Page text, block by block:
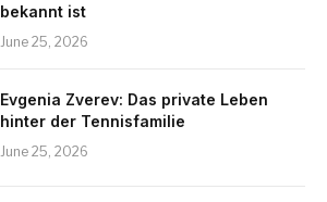
bekannt ist
June 25, 2026
Evgenia Zverev: Das private Leben
hinter der Tennisfamilie
June 25, 2026